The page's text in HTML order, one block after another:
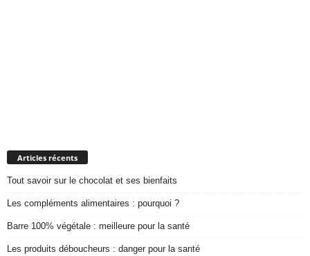
Articles récents
Tout savoir sur le chocolat et ses bienfaits
Les compléments alimentaires : pourquoi ?
Barre 100% végétale : meilleure pour la santé
Les produits déboucheurs : danger pour la santé